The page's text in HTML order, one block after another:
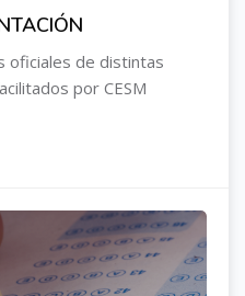
oficiales de distintas
por CESM